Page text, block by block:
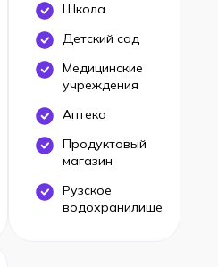
Школа
Детский сад
Медицинские
учреждения
Аптека
Продуктовый
магазин
Рузское
водохранилище